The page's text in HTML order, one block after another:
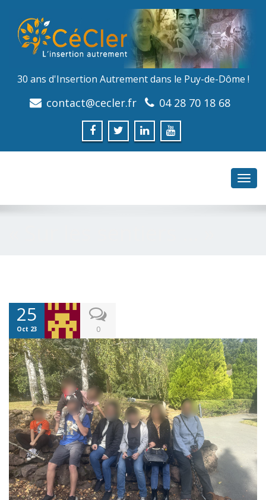
30 ans d'Insertion Autrement dans le Puy-de-Dôme !
contact@cecler.fr 04 28 70 18 68
25
Oct 23 0